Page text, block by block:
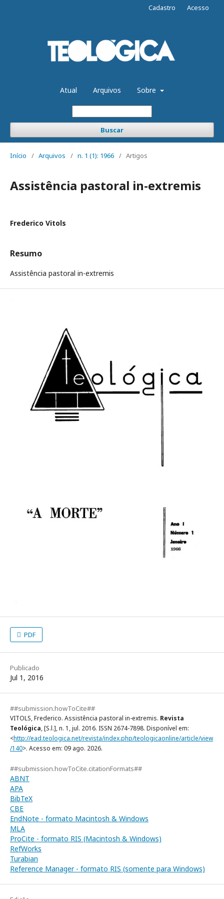
Atual Arquivos Sobre
Buscar
Cadastro Acesso
Início / Arquivos / n. 1 (1): 1966 / Artigos
Assistência pastoral in-extremis
Frederico Vitols
Resumo
Assistência pastoral in-extremis
PDF
Publicado
Jul 1, 2016
##submission.howToCite##
VITOLS, Frederico. Assistência pastoral in-extremis. Revista
Teológica, [S.l.], n. 1, jul. 2016. ISSN 2674-7898. Disponível em:
<http://ead.teologica.net/revista/index.php/teologicaonline/article/view
/140>. Acesso em: 09 ago. 2026.
##submission.howToCite.citationFormats##
ABNT
APA
BibTeX
CBE
EndNote - formato Macintosh & Windows
MLA
ProCite - formato RIS (Macintosh & Windows)
RefWorks
Turabian
Reference Manager - formato RIS (somente para Windows)